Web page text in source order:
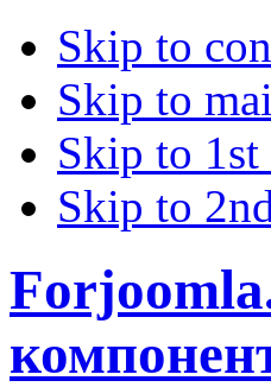
Skip to
Skip to
Skip to
Skip to